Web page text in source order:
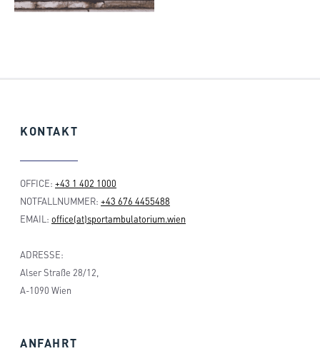
KONTAKT
OFFICE: +43 1 402 1000
NOTFALLNUMMER: +43 676 4455488
EMAIL: office(at)sportambulatorium.wien
ADRESSE:
Alser Straße 28/12,
A-1090 Wien
ANFAHRT